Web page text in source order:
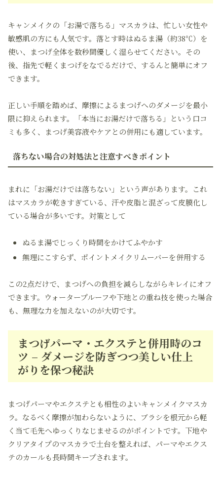
キャンメイクの「お湯で落ちる」マスカラは、忙しい女性や
敏感肌の方にも人気です。落とす時はぬるま湯（約38℃）を
使い、まつげ全体を数秒間優しく湿らせてください。その
後、指先で軽くまつげをなでるだけで、するんと簡単にオフ
できます。
正しい手順を踏めば、摩擦によるまつげへのダメージを最小
限に抑えられます。「本当にお湯だけで落ちる」という口コ
ミも多く、まつげ美容液やケアとの併用にも適しています。
落ちない場合の対処法と注意すべきポイント
まれに「お湯だけでは落ちない」という声があります。これ
はマスカラが乾きすぎている、汗や皮脂と混ざって皮膜化し
ている場合が多いです。対策として
ぬるま湯でじっくり時間をかけてふやかす
無理にこすらず、ポイントメイクリムーバーを併用する
この2点だけで、まつげへの負担を減らしながらキレイにオフ
できます。ウォータープルーフや下地との重ね技を使った場合
も、無理な力を加えないのが大切です。
まつげパーマ・エクステと併用時のコ
ツ – ダメージを防ぎつつ美しい仕上
がりを保つ秘訣
まつげパーマやエクステとも相性のよいキャンメイクマスカ
ラ。なるべく摩擦が加わらないように、ブラシを根元から軽
く当て毛先へゆっくりなじませるのがポイントです。下地や
クリアタイプのマスカラで土台を整えれば、パーマやエクス
テのカールも長時間キープされます。